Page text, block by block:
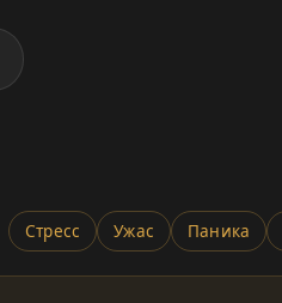
Стресс Ужас Паника